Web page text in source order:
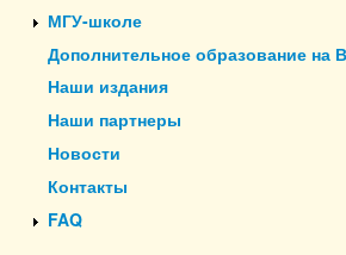
МГУ-школе
Дополнительное образование на
Наши издания
Наши партнеры
Новости
Контакты
FAQ